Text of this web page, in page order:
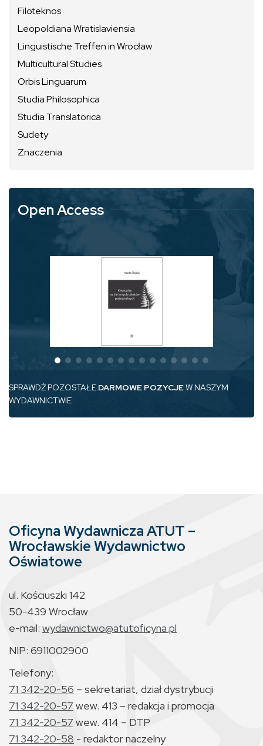
Filoteknos
Leopoldiana Wratislaviensia
Linguistische Treffen in Wrocław
Multicultural Studies
Orbis Linguarum
Studia Philosophica
Studia Translatorica
Sudety
Znaczenia
Open Access
SPRAWDŹ POZOSTAŁE DARMOWE POZYCJEW NASZYM
WYDAWNICTWIE
Oficyna Wydawnicza ATUT –
Wrocławskie Wydawnictwo
Oświatowe
ul. Kościuszki 142
50-439 Wrocław
e-mail: wydawnictwo@atutoficyna.pl
NIP: 6911002900
Telefony:
71 342-20-56 – sekretariat, dział dystrybucji
71 342-20-57 wew. 413 – redakcja i promocja
71 342-20-57 wew. 414 – DTP
71 342-20-58 - redaktor naczelny